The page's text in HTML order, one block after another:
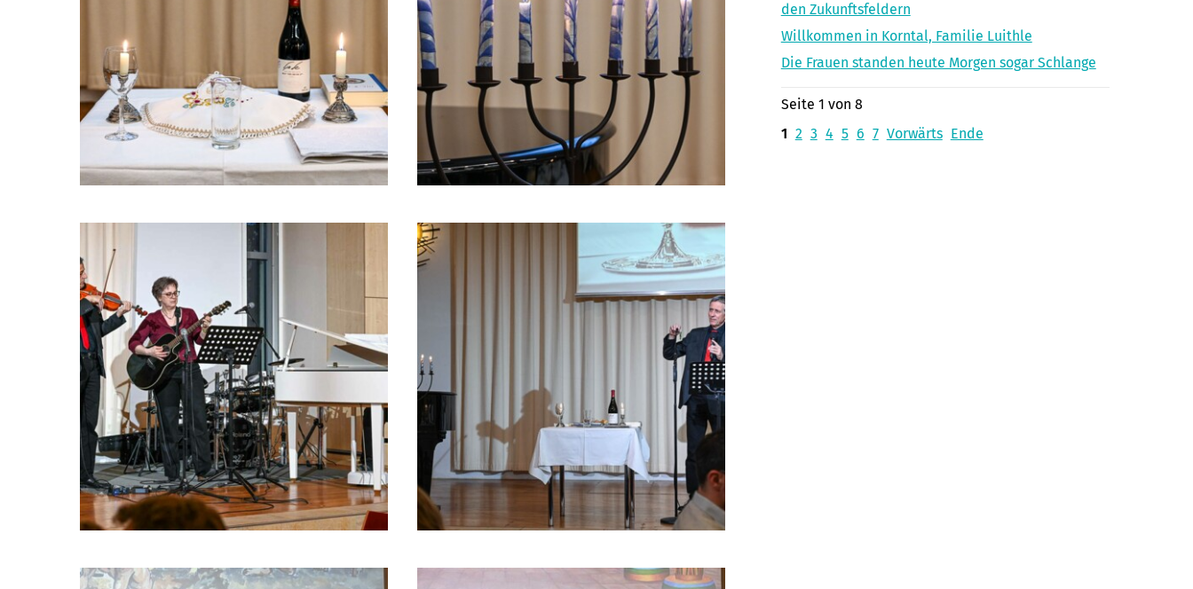
den Zukunftsfeldern
Willkommen in Korntal, Familie Luithle
Die Frauen standen heute Morgen sogar Schlange
Seite 1 von 8
1 2 3 4 5 6 7 Vorwärts Ende